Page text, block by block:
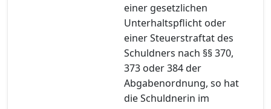
einer gesetzlichen
Unterhaltspflicht oder
einer Steuerstraftat des
Schuldners nach §§ 370,
373 oder 384 der
Abgabenordnung, so hat
die Schuldnerin im